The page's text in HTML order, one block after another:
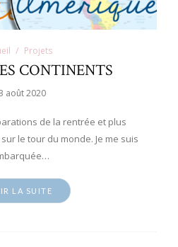
Projets
CONTINENTS
août 2020
de la rentrée et plus
le tour du monde. Je me suis
LA SUITE